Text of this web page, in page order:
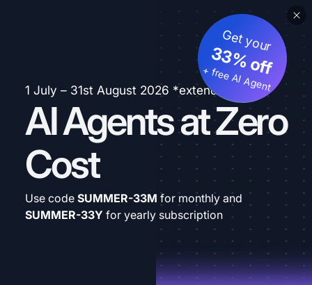
1 July – 31st August 2026 *extended
AI Agents at Zero
Cost
Get your
33% off
+ free AI Agent
Use code SUMMER-33M for monthly and
SUMMER-33Y for yearly subscription